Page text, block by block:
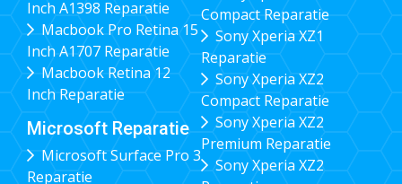
Inch A1398 Reparatie
Macbook Pro Retina 15
Inch A1707 Reparatie
Macbook Retina 12
Inch Reparatie
Microsoft Reparatie
Microsoft Surface Pro 3
Reparatie
Compact Reparatie
Sony Xperia XZ1
Reparatie
Sony Xperia XZ2
Compact Reparatie
Sony Xperia XZ2
Premium Reparatie
Sony Xperia XZ2